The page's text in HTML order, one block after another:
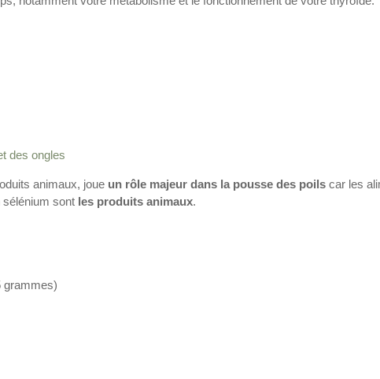
des ongles
animaux, joue un rôle majeur dans la pousse des poils car les
sélénium sont les produits animaux.
grammes)